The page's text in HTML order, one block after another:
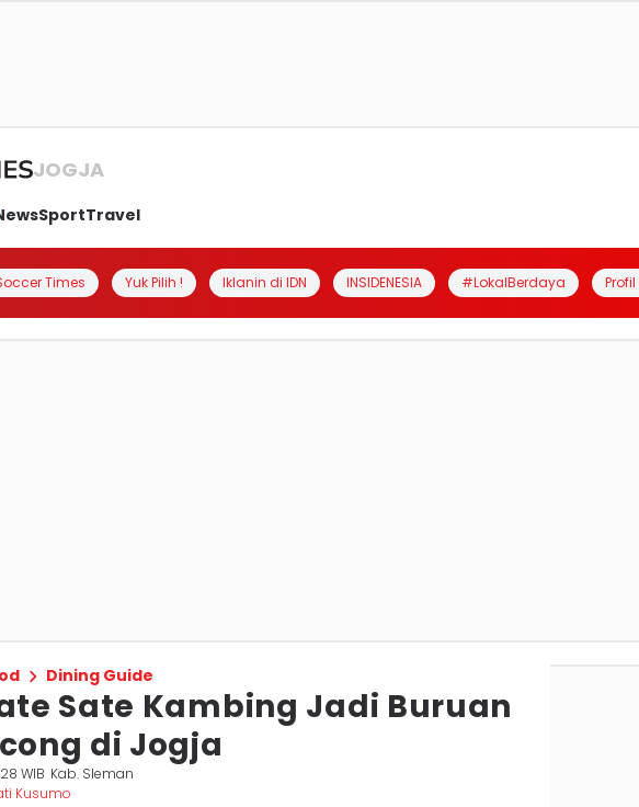
JOGJA
SportTravel
Times Yuk Pilih ! Iklanin di IDN INSIDENESIA #LokalBerdaya
Dining Guide
Sate Kambing Jadi Buruan
di Jogja
WIB Kab. Sleman
Kusumo